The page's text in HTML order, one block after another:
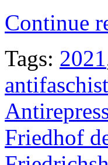
Continue
Tags: 2021
Friedhof